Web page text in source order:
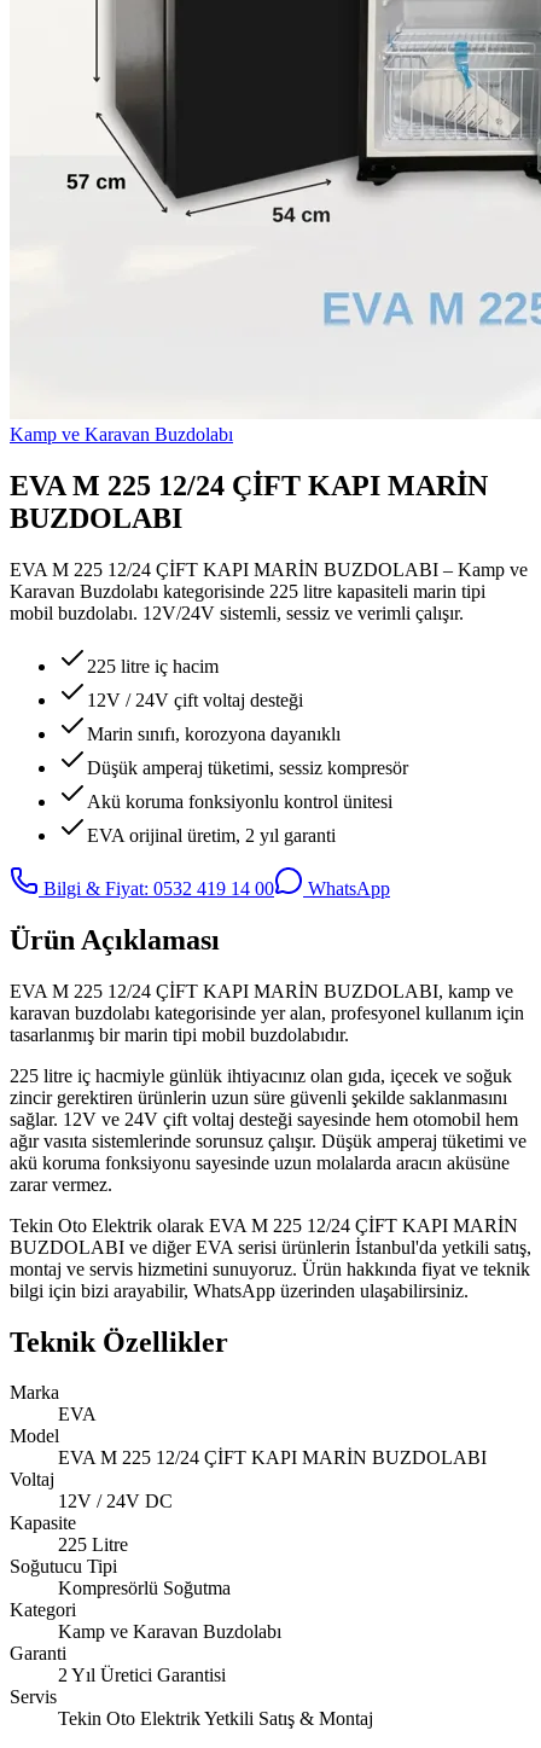
Kamp ve Karavan Buzdolabı
EVA M 225 12/24 ÇİFT KAPI MARİN
BUZDOLABI
EVA M 225 12/24 ÇİFT KAPI MARİN BUZDOLABI – Kamp ve
Karavan Buzdolabı kategorisinde 225 litre kapasiteli marin tipi
mobil buzdolabı. 12V/24V sistemli, sessiz ve verimli çalışır.
225 litre iç hacim
12V / 24V çift voltaj desteği
Marin sınıfı, korozyona dayanıklı
Düşük amperaj tüketimi, sessiz kompresör
Akü koruma fonksiyonlu kontrol ünitesi
EVA orijinal üretim, 2 yıl garanti
Bilgi & Fiyat: 0532 419 14 00 WhatsApp
Ürün Açıklaması
EVA M 225 12/24 ÇİFT KAPI MARİN BUZDOLABI, kamp ve
karavan buzdolabı kategorisinde yer alan, profesyonel kullanım için
tasarlanmış bir marin tipi mobil buzdolabıdır.
225 litre iç hacmiyle günlük ihtiyacınız olan gıda, içecek ve soğuk
zincir gerektiren ürünlerin uzun süre güvenli şekilde saklanmasını
sağlar. 12V ve 24V çift voltaj desteği sayesinde hem otomobil hem
ağır vasıta sistemlerinde sorunsuz çalışır. Düşük amperaj tüketimi ve
akü koruma fonksiyonu sayesinde uzun molalarda aracın aküsüne
zarar vermez.
Tekin Oto Elektrik olarak EVA M 225 12/24 ÇİFT KAPI MARİN
BUZDOLABI ve diğer EVA serisi ürünlerin İstanbul'da yetkili satış,
montaj ve servis hizmetini sunuyoruz. Ürün hakkında fiyat ve teknik
bilgi için bizi arayabilir, WhatsApp üzerinden ulaşabilirsiniz.
Teknik Özellikler
Marka
EVA
Model
EVA M 225 12/24 ÇİFT KAPI MARİN BUZDOLABI
Voltaj
12V / 24V DC
Kapasite
225 Litre
Soğutucu Tipi
Kompresörlü Soğutma
Kategori
Kamp ve Karavan Buzdolabı
Garanti
2 Yıl Üretici Garantisi
Servis
Tekin Oto Elektrik Yetkili Satış & Montaj